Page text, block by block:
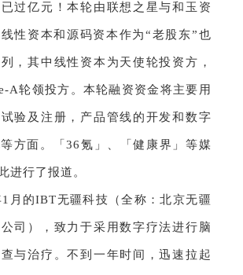
过亿元！本轮由联想之星与和玉资
性资本和源码资本作为“老股东”也
，其中线性资本为天使轮投资方，
A轮领投方。本轮融资资金将主要用
验及注册，产品管线的开发和数字
方面。「36氪」、「健康界」等媒
进行了报道。
月的IBT无疆科技（全称：北京无疆
司），致力于采用数字疗法进行脑
与治疗。不到一年时间，迅速拉起